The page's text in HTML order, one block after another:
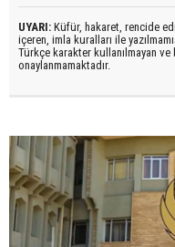
UYARI: Küfür, hakaret, rencide
içeren, imla kuralları ile
Türkçe karakter kullanılmayan
onaylanmamaktadır.